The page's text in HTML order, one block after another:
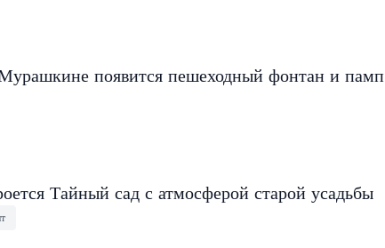
появится пешеходный фонтан и
Тайный сад с атмосферой старой усадьбы